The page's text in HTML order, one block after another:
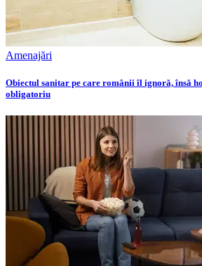
Amenajări
Obiectul sanitar pe care românii îl ignoră, însă
obligatoriu